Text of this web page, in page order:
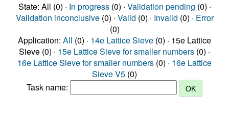
State: All (0) · In progress(0) · Validation pending (0) ·
Validation inconclusive(0) · Valid (0) · Invalid (0) · Error
(0)
Application: All (0) · 14e Lattice Sieve (0) · 15e Lattice
Sieve (0) · 15e Lattice Sieve for smaller numbers (0) ·
16e Lattice Sieve for smaller numbers (0) · 16e Lattice
Sieve V5 (0)
Task name: